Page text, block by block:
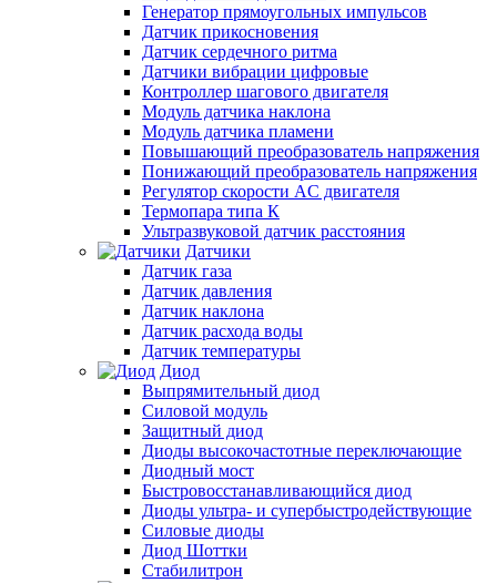
Генератор прямоугольных импульсов
Датчик прикосновения
Датчик сердечного ритма
Датчики вибрации цифровые
Контроллер шагового двигателя
Модуль датчика наклона
Модуль датчика пламени
Повышающий преобразователь напряжения
Понижающий преобразователь напряжения
Регулятор скорости AC двигателя
Термопара типа К
Ультразвуковой датчик расстояния
Датчики
Датчик газа
Датчик давления
Датчик наклона
Датчик расхода воды
Датчик температуры
Диод
Выпрямительный диод
Силовой модуль
Защитный диод
Диоды высокочастотные переключающие
Диодный мост
Быстровосстанавливающийся диод
Диоды ультра- и супербыстродействующие
Силовые диоды
Диод Шоттки
Стабилитрон